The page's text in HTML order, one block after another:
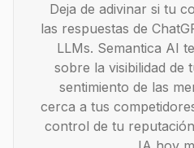
Deja de adivinar si tu
las respuestas de
LLMs. Semantica AI
sobre la visibilidad de
sentimiento de las
cerca a tus
control de tu